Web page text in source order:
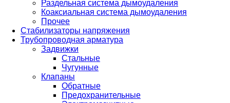
Раздельная система дымоудаления
Коаксиальная система дымоудаления
Прочее
Стабилизаторы напряжения
Трубопроводная арматура
Задвижки
Стальные
Чугунные
Клапаны
Обратные
Предохранительные